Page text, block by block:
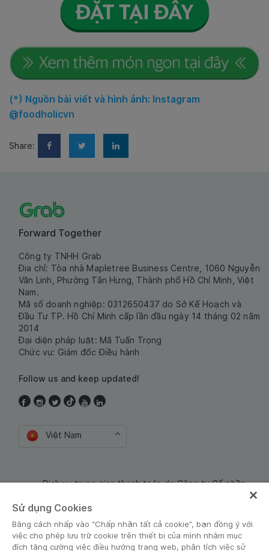
(*) Nguồn bài viết và hình ảnh: Instagram
@foodholicvn
Share:
Forward Together
Công ty TNHH Grab
Địa chỉ: Tòa nhà Mapletree Business Centre, 1060 Nguyễn
Văn Linh, Phường Tân Hưng, Thành phố Hồ Chí Minh, Việt
Nam.
Mã số doanh nghiệp: 0312650437 do Sở Kế Hoạch và
Đầu Tư TP. Hồ Chí Minh cấp lần đầu ngày 14 tháng 02 năm
2014
Đại diện pháp luật: Mã Tuấn Trọng
Chức vụ: Giám đốc Điều hành
Follow us and keep updated!
Việt Nam
Dịch vụ trung gian thanh toán do Công ty Cổ phần
Sử dụng Cookies
Bằng cách nhấp vào “Chấp nhận tất cả cookie”, bạn đồng ý với
việc cho phép lưu trữ cookie trên thiết bị của mình nhằm mục
đích tăng cường việc điều hướng trang web, phân tích việc sử